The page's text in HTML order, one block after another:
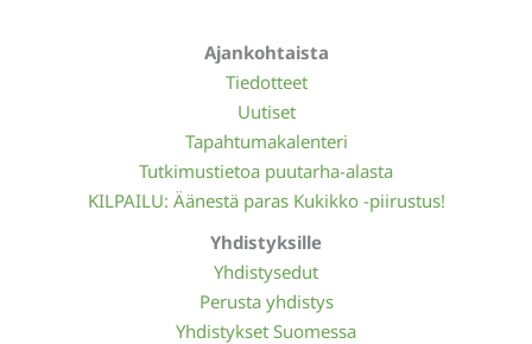
Ajankohtaista
Tiedotteet
Uutiset
Tapahtumakalenteri
Tutkimustietoa puutarha-alasta
KILPAILU: Äänestä paras Kukikko -piirustus!
Yhdistyksille
Yhdistysedut
Perusta yhdistys
Yhdistykset Suomessa